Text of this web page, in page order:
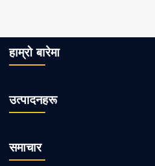
हाम्रो बारेमा
उत्पादनहरू
समाचार